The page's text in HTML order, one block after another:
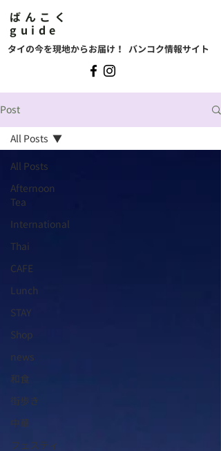
ばんこく
guide
タイの今を現地からお届け！ バンコク情報サイト
Post
All Posts
Afternoon
Tea
International
Thai
CAFE
Lunch
STAY
Shop
news
和食
街歩き
中華
フェスティ
All Posts